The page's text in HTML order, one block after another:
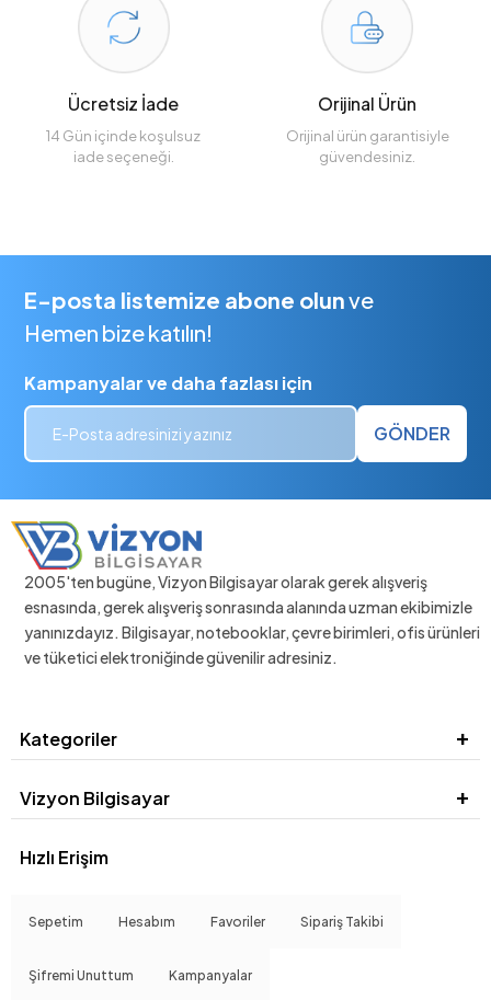
Ücretsiz İade
14 Gün içinde koşulsuz
iade seçeneği.
Orijinal Ürün
Orijinal ürün garantisiyle
güvendesiniz.
E-posta listemize abone olunve
Hemen bize katılın!
Kampanyalar ve daha fazlası için
GÖNDER
2005'ten bugüne, Vizyon Bilgisayar olarak gerek alışveriş
esnasında, gerek alışveriş sonrasında alanında uzman ekibimizle
yanınızdayız. Bilgisayar, notebooklar, çevre birimleri, ofis ürünleri
ve tüketici elektroniğinde güvenilir adresiniz.
Kategoriler
Vizyon Bilgisayar
Hızlı Erişim
Sepetim Hesabım Favoriler Sipariş Takibi
Şifremi Unuttum Kampanyalar